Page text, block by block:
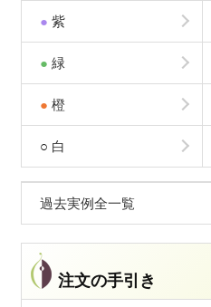
● 紫
● 緑
● 橙
○ 白
過去実例全一覧
注文の手引き